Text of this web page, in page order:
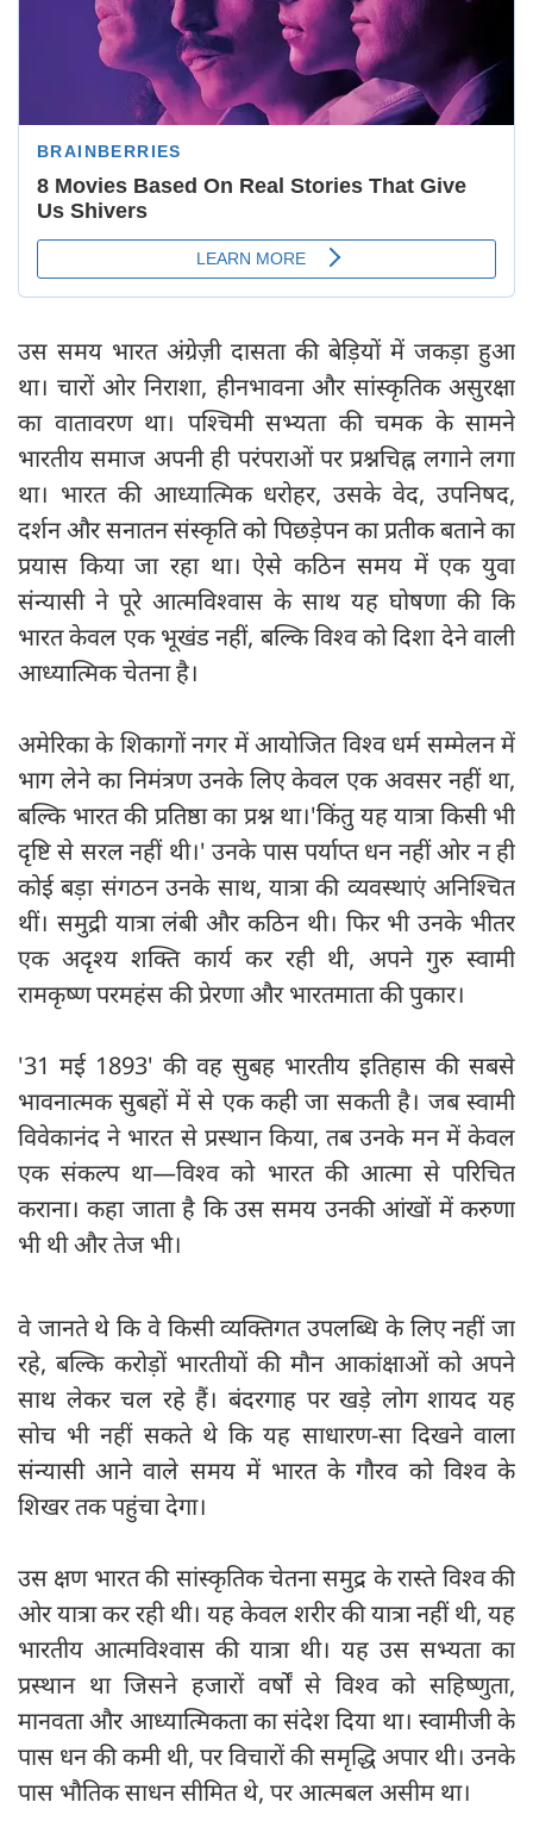
उस समय भारत अंग्रेज़ी दासता की बेड़ियों में जकड़ा हुआ
था। चारों ओर निराशा, हीनभावना और सांस्कृतिक असुरक्षा
का वातावरण था। पश्चिमी सभ्यता की चमक के सामने
भारतीय समाज अपनी ही परंपराओं पर प्रश्नचिह्न लगाने लगा
था। भारत की आध्यात्मिक धरोहर, उसके वेद, उपनिषद,
दर्शन और सनातन संस्कृति को पिछड़ेपन का प्रतीक बताने का
प्रयास किया जा रहा था। ऐसे कठिन समय में एक युवा
संन्यासी ने पूरे आत्मविश्वास के साथ यह घोषणा की कि
भारत केवल एक भूखंड नहीं, बल्कि विश्व को दिशा देने वाली
आध्यात्मिक चेतना है।
अमेरिका के शिकागों नगर में आयोजित विश्व धर्म सम्मेलन में
भाग लेने का निमंत्रण उनके लिए केवल एक अवसर नहीं था,
बल्कि भारत की प्रतिष्ठा का प्रश्न था।'किंतु यह यात्रा किसी भी
दृष्टि से सरल नहीं थी।' उनके पास पर्याप्त धन नहीं ओर न ही
कोई बड़ा संगठन उनके साथ, यात्रा की व्यवस्थाएं अनिश्चित
थीं। समुद्री यात्रा लंबी और कठिन थी। फिर भी उनके भीतर
एक अदृश्य शक्ति कार्य कर रही थी, अपने गुरु स्वामी
रामकृष्ण परमहंस की प्रेरणा और भारतमाता की पुकार।
'31 मई 1893' की वह सुबह भारतीय इतिहास की सबसे
भावनात्मक सुबहों में से एक कही जा सकती है। जब स्वामी
विवेकानंद ने भारत से प्रस्थान किया, तब उनके मन में केवल
एक संकल्प था—विश्व को भारत की आत्मा से परिचित
कराना। कहा जाता है कि उस समय उनकी आंखों में करुणा
भी थी और तेज भी।
वे जानते थे कि वे किसी व्यक्तिगत उपलब्धि के लिए नहीं जा
रहे, बल्कि करोड़ों भारतीयों की मौन आकांक्षाओं को अपने
साथ लेकर चल रहे हैं। बंदरगाह पर खड़े लोग शायद यह
सोच भी नहीं सकते थे कि यह साधारण-सा दिखने वाला
संन्यासी आने वाले समय में भारत के गौरव को विश्व के
शिखर तक पहुंचा देगा।
उस क्षण भारत की सांस्कृतिक चेतना समुद्र के रास्ते विश्व की
ओर यात्रा कर रही थी। यह केवल शरीर की यात्रा नहीं थी, यह
भारतीय आत्मविश्वास की यात्रा थी। यह उस सभ्यता का
प्रस्थान था जिसने हजारों वर्षों से विश्व को सहिष्णुता,
मानवता और आध्यात्मिकता का संदेश दिया था। स्वामीजी के
पास धन की कमी थी, पर विचारों की समृद्धि अपार थी। उनके
पास भौतिक साधन सीमित थे, पर आत्मबल असीम था।